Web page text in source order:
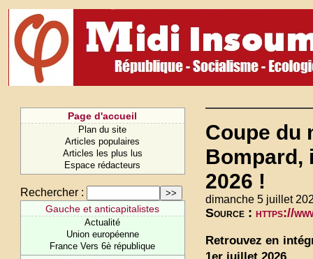
Page d'accueil
Plan du site
Articles populaires
Articles les plus lus
Espace rédacteurs
Rechercher :
Gauche et anticapitalistes
Actualité
Union européenne
France Vers 6è république
Coupe du
Bompard,
2026 !
dimanche 5 juillet
Source : https://
Retrouvez en